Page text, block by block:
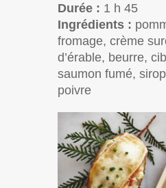
Durée : 1 h 45
Ingrédients :
fromage, crème
d’érable, beurre,
saumon fumé,
poivre